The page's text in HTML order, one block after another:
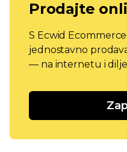
Prodajte
S Ecwid
jednostavno
— na internetu i